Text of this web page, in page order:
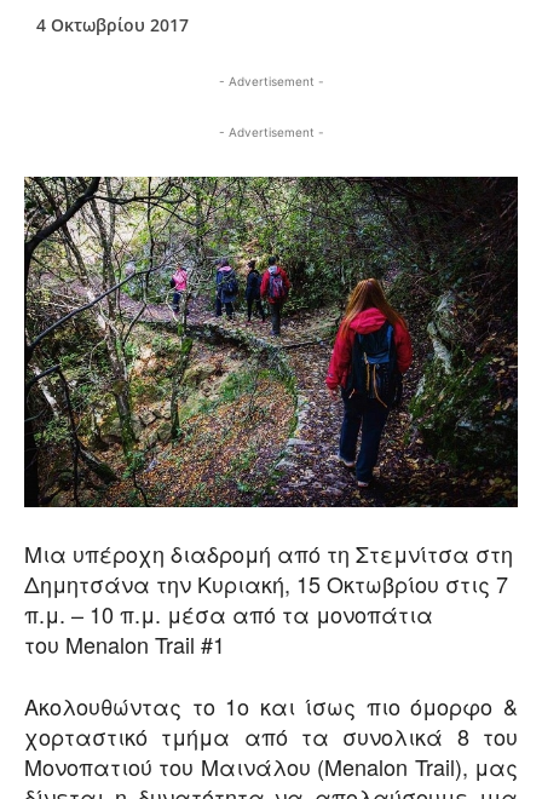
4 Οκτωβρίου 2017
- Advertisement -
- Advertisement -
Μια υπέροχη διαδρομή από τη Στεμνίτσα στη
Δημητσάνα την Κυριακή, 15 Οκτωβρίου στις 7
π.μ. – 10 π.μ. μέσα από τα μονοπάτια
του Menalon Trail #1
Ακολουθώντας το 1ο και ίσως πιο όμορφο &
χορταστικό τμήμα από τα συνολικά 8 του
Μονοπατιού του Μαινάλου (Menalon Trail), μας